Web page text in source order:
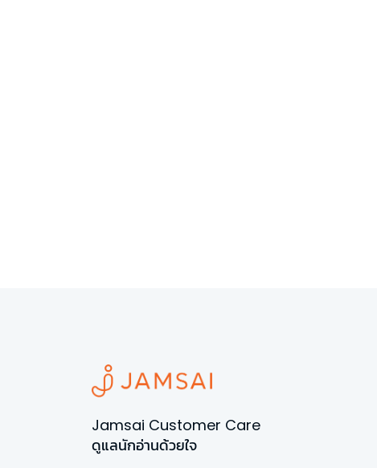
Jamsai Customer Care
ดูแลนักอ่านด้วยใจ